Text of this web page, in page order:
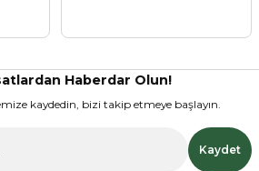
Haberdar Olun!
kaydedin, bizi takip etmeye başlayın.
Kaydet